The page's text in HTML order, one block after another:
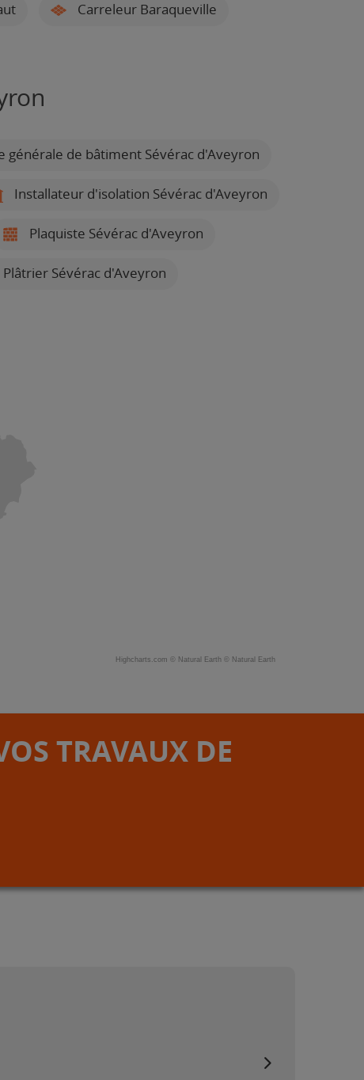
Carreleur Baraqueville
générale de bâtiment Sévérac d'Aveyron
Installateur d'isolation Sévérac d'Aveyron
Plaquiste Sévérac d'Aveyron
Plâtrier Sévérac d'Aveyron
Highcharts.com © Natural Earth © Natural Earth
TRAVAUX DE